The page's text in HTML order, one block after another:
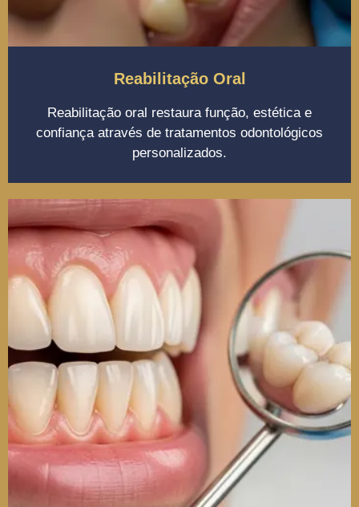
Reabilitação Oral
Reabilitação oral restaura função, estética e
confiança através de tratamentos odontológicos
personalizados.